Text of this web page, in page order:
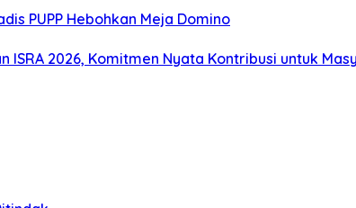
PUPP Hebohkan Meja Domino
2026, Komitmen Nyata Kontribusi untuk